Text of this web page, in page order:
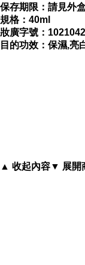
保存期限：請見外
規格：40ml
妝廣字號：
目的功效：保濕,亮
▲ 收起內容▼ 展開